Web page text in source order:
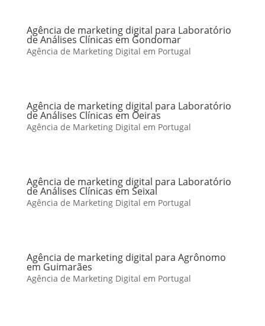
Agência de marketing digital para Laboratório
de Análises Clínicas em Gondomar
Agência de Marketing Digital em Portugal
Agência de marketing digital para Laboratório
de Análises Clínicas em Oeiras
Agência de Marketing Digital em Portugal
Agência de marketing digital para Laboratório
de Análises Clínicas em Seixal
Agência de Marketing Digital em Portugal
Agência de marketing digital para Agrônomo
em Guimarães
Agência de Marketing Digital em Portugal